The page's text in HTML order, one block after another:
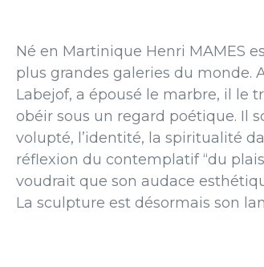
Né en Martinique Henri MAMES
plus grandes galeries du monde.
Labejof, a épousé le marbre, il le
obéir sous un regard poétique. Il
volupté, l’identité, la spiritualité
réflexion du contemplatif “du
voudrait que son audace
La sculpture est désormais son